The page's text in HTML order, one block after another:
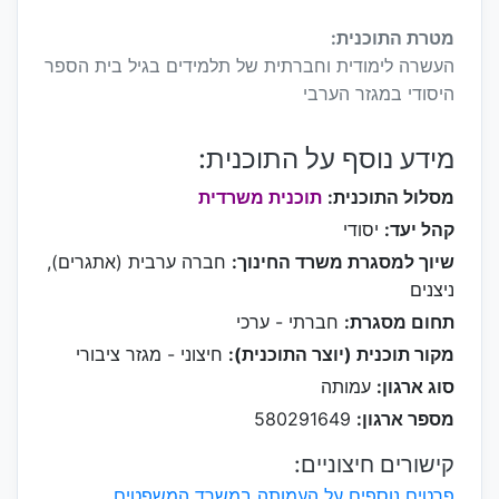
מטרת התוכנית:
העשרה לימודית וחברתית של תלמידים בגיל בית הספר
היסודי במגזר הערבי
מידע נוסף על התוכנית:
מסלול התוכנית: תוכנית משרדית
קהל יעד: יסודי
שיוך למסגרת משרד החינוך: חברה ערבית (אתגרים),
ניצנים
תחום מסגרת: חברתי - ערכי
מקור תוכנית (יוצר התוכנית): חיצוני - מגזר ציבורי
סוג ארגון: עמותה
מספר ארגון:
קישורים חיצוניים: